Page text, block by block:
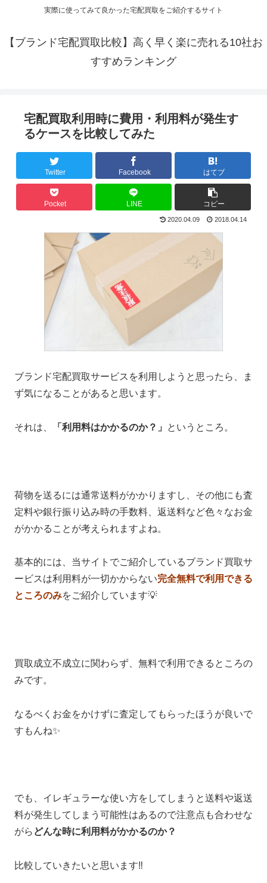
実際に使ってみて良かった宅配買取をご紹介するサイト
【ブランド宅配買取比較】高く早く楽に売れる10社お
すすめランキング
宅配買取利用時に費用・利用料が発生す
るケースを比較してみた
Twitter Facebook はてブ
Pocket LINE コピー
2020.04.09 2018.04.14
ブランド宅配買取サービスを利用しようと思ったら、ま
ず気になることがあると思います。
それは、 「利用料はかかるのか？」 というところ。
荷物を送るには通常送料がかかりますし、その他にも査
定料や銀行振り込み時の手数料、返送料など色々なお金
がかかることが考えられますよね。
基本的には、当サイトでご紹介しているブランド買取サ
ービスは利用料が一切かからない完全無料で利用できる
ところのみをご紹介しています💡
買取成立不成立に関わらず、無料で利用できるところの
みです。
なるべくお金をかけずに査定してもらったほうが良いで
すもんね✨
でも、イレギュラーな使い方をしてしまうと送料や返送
料が発生してしまう可能性はあるので注意点も合わせな
がら どんな時に利用料がかかるのか？
比較していきたいと思います‼